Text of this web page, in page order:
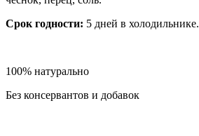
Срок годности: 5 дней в холодильнике.
100% натурально
Без консервантов и добавок